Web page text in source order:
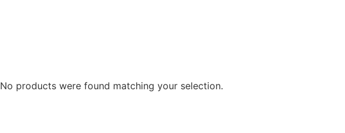
No products were found matching your selection.